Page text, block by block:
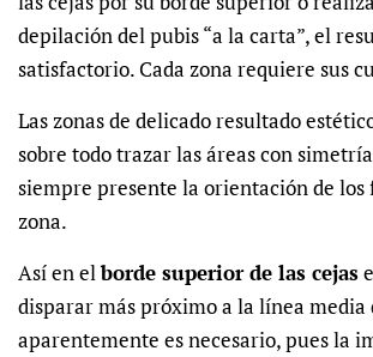
depilación del pubis “a la carta”, el
satisfactorio. Cada zona requiere sus
Las zonas de delicado resultado
sobre todo trazar las áreas con
siempre presente la orientación de los
zona.
Así en elborde superior de las cejas
disparar más próximo a la línea media
aparentemente es necesario, pues la